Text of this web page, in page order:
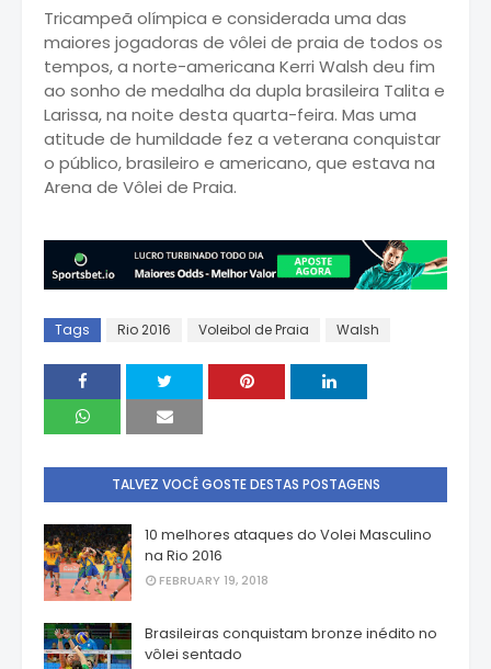
Tricampeã olímpica e considerada uma das
maiores jogadoras de vôlei de praia de todos os
tempos, a norte-americana Kerri Walsh deu fim
ao sonho de medalha da dupla brasileira Talita e
Larissa, na noite desta quarta-feira. Mas uma
atitude de humildade fez a veterana conquistar
o público, brasileiro e americano, que estava na
Arena de Vôlei de Praia.
Tags Rio 2016 Voleibol de Praia Walsh
TALVEZ VOCÊ GOSTE DESTAS POSTAGENS
10 melhores ataques do Volei Masculino
na Rio 2016
FEBRUARY 19, 2018
Brasileiras conquistam bronze inédito no
vôlei sentado